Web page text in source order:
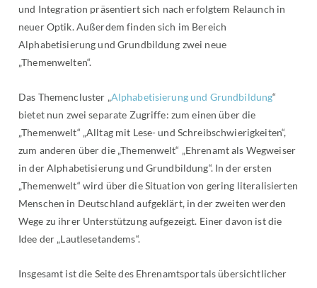
und Integration präsentiert sich nach erfolgtem Relaunch in
neuer Optik. Außerdem finden sich im Bereich
Alphabetisierung und Grundbildung zwei neue
„Themenwelten“.
Das Themencluster „Alphabetisierung und Grundbildung“
bietet nun zwei separate Zugriffe: zum einen über die
„Themenwelt“ „Alltag mit Lese- und Schreibschwierigkeiten“,
zum anderen über die „Themenwelt“ „Ehrenamt als Wegweiser
in der Alphabetisierung und Grundbildung“. In der ersten
„Themenwelt“ wird über die Situation von gering literalisierten
Menschen in Deutschland aufgeklärt, in der zweiten werden
Wege zu ihrer Unterstützung aufgezeigt. Einer davon ist die
Idee der „Lautlesetandems“.
Insgesamt ist die Seite des Ehrenamtsportals übersichtlicher